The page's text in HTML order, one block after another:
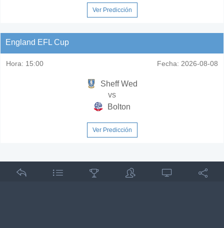
Ver Predicción
England EFL Cup
Hora: 15:00 Fecha: 2026-08-08
Sheff Wed
vs
Bolton
Ver Predicción